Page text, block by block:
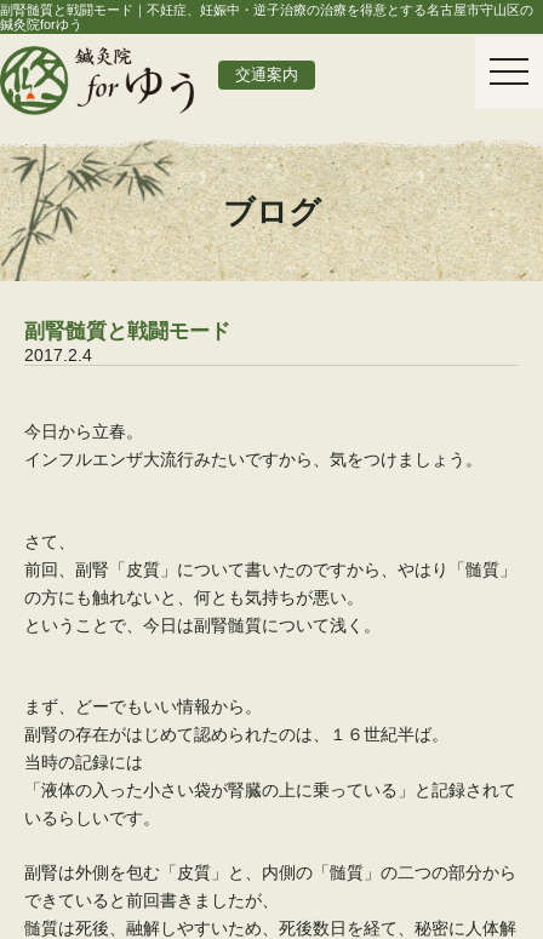
副腎髄質と戦闘モード｜不妊症、妊娠中・逆子治療の治療を得意とする名古屋市守山区の
鍼灸院forゆう
交通案内
ブログ
副腎髄質と戦闘モード
2017.2.4
今日から立春。
インフルエンザ大流行みたいですから、気をつけましょう。
さて、
前回、副腎「皮質」について書いたのですから、やはり「髄質」
の方にも触れないと、何とも気持ちが悪い。
ということで、今日は副腎髄質について浅く。
まず、どーでもいい情報から。
副腎の存在がはじめて認められたのは、１６世紀半ば。
当時の記録には
「液体の入った小さい袋が腎臓の上に乗っている」と記録されて
いるらしいです。
副腎は外側を包む「皮質」と、内側の「髄質」の二つの部分から
できていると前回書きましたが、
髄質は死後、融解しやすいため、死後数日を経て、秘密に人体解